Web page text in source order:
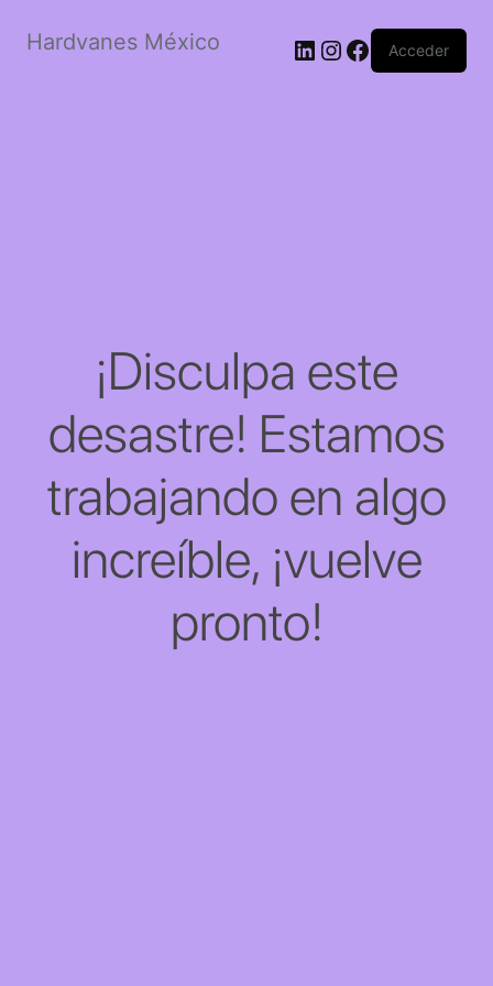
Hardvanes México LinkedIn
Instagram
Facebook
Acceder
¡Disculpa este
desastre! Estamos
trabajando en algo
increíble, ¡vuelve
pronto!